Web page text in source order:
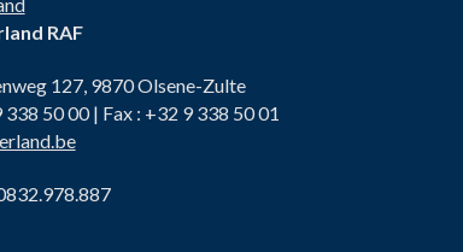
RAF
127, 9870 Olsene-Zulte
338 50 00 | Fax : +32 9 338 50 01